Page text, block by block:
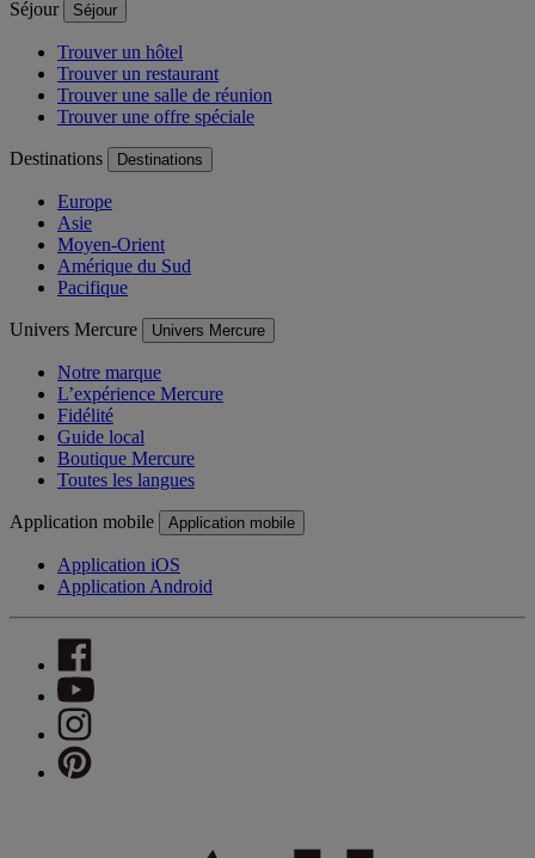
Séjour Séjour
Trouver un hôtel
Trouver un restaurant
Trouver une salle de réunion
Trouver une offre spéciale
Destinations Destinations
Europe
Asie
Moyen-Orient
Amérique du Sud
Pacifique
Univers Mercure Univers Mercure
Notre marque
L’expérience Mercure
Fidélité
Guide local
Boutique Mercure
Toutes les langues
Application mobile Application mobile
Application iOS
Application Android